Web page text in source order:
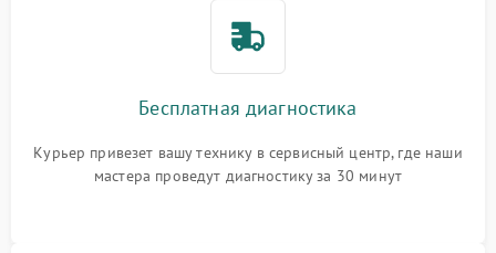
Бесплатная диагностика
Курьер привезет вашу технику в сервисный центр, где наши
мастера проведут диагностику за 30 минут